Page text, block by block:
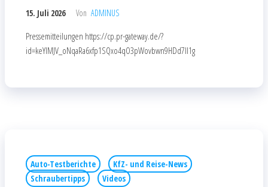
15. Juli 2026 Von ADMINUS
Pressemitteilungen https://cp.pr-gateway.de/?
id=keYlMJV_oNqaRa6xfp1SQxo4qO3pWovbwn9HDd7Il1g
Auto-Testberichte
KfZ- und Reise-News
Schraubertipps
Videos